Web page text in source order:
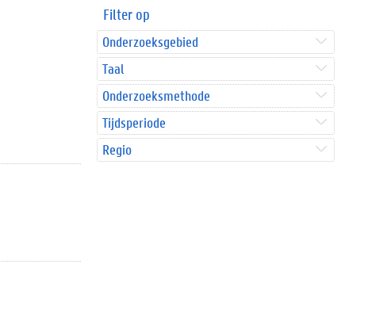
Filter op
Onderzoeksgebied
Taal
Onderzoeksmethode
Tijdsperiode
Regio